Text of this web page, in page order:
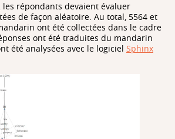
les répondants devaient évaluer
de façon aléatoire. Au total, 5564 et
ont été collectées dans le cadre
ont été traduites du mandarin
été analysées avec le logiciel Sphinx